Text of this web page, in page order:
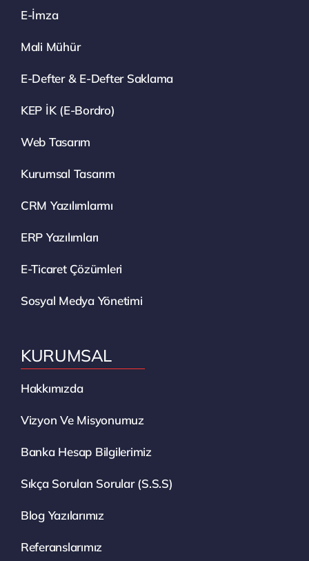
E-İmza
Mali Mühür
E-Defter & E-Defter Saklama
KEP İK (E-Bordro)
Web Tasarım
Kurumsal Tasarım
CRM Yazılımlarmı
ERP Yazılımları
E-Ticaret Çözümleri
Sosyal Medya Yönetimi
KURUMSAL
Hakkımızda
Vizyon Ve Misyonumuz
Banka Hesap Bilgilerimiz
Sıkça Sorulan Sorular (S.S.S)
Blog Yazılarımız
Referanslarımız